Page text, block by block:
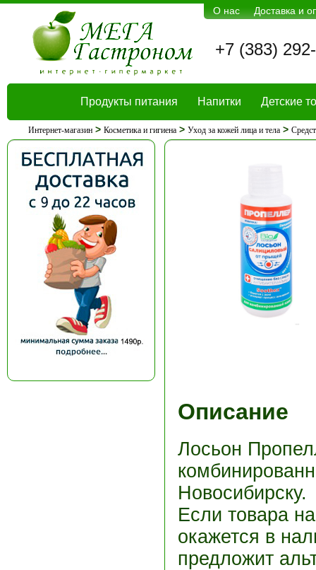
О нас Доставка и
+7 (383)
Продукты питания Напитки Детские
Интернет-магазин> Косметика и гигиена> Уход за кожей лица и тела>
Описание
Лосьон
Новосибирску.
Если товара
окажется в
предложит